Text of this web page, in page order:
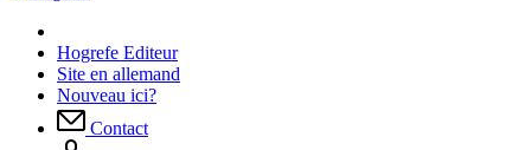
Hogrefe Editeur
Site en allemand
Nouveau ici?
Contact